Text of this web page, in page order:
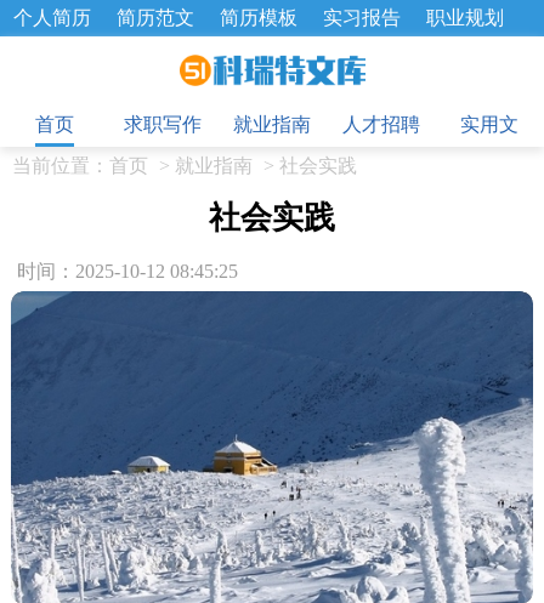
个人简历 简历范文 简历模板 实习报告
职业规划
招聘选拔 绩效考核 企业文化
工作总结
辞职报告
首页
求职写作 就业指南 人才招聘
实用文
当前位置： 首页 > 就业指南 > 社会实践
社会实践
时间：2025-10-12 08:45:25